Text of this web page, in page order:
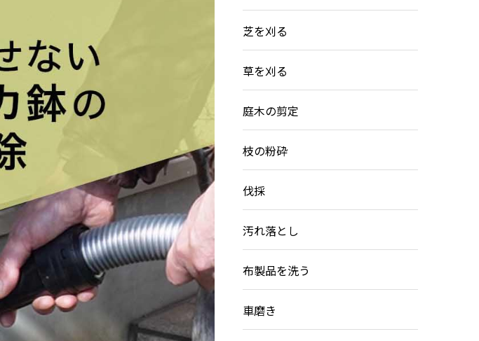
芝を刈る
草を刈る
庭木の剪定
枝の粉砕
伐採
汚れ落とし
布製品を洗う
車磨き